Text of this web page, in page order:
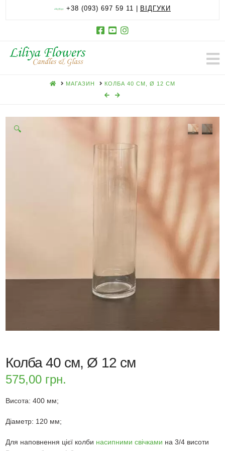
+38 (093) 697 59 11 | ВІДГУКИ
HOMEМАГАЗИН КОЛБА 40 СМ, Ø 12 СМ
🔍
Колба 40 см, Ø 12 см
575,00 грн.
Висота: 400 мм;
Діаметр: 120 мм;
Для наповнення цієї колби насипними свічками на 3/4 висоти